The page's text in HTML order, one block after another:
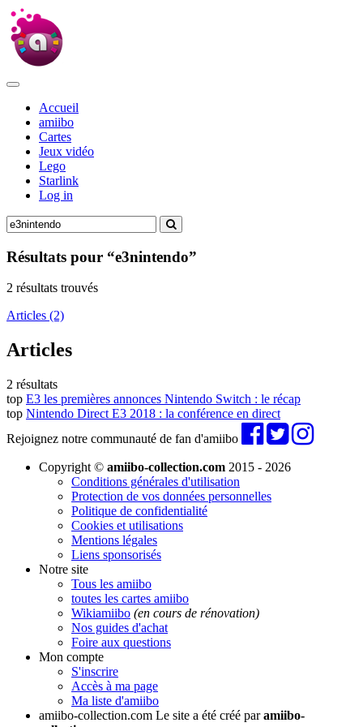
Accueil
amiibo
Cartes
Jeux vidéo
Lego
Starlink
Log in
Résultats pour “e3nintendo”
2 résultats trouvés
Articles (2)
Articles
2 résultats
top E3 les premières annonces Nintendo Switch : le récap
top Nintendo Direct E3 2018 : la conférence en direct
Rejoignez notre communauté de fan d'amiibo
Copyright © amiibo-collection.com 2015 - 2026
Conditions générales d'utilisation
Protection de vos données personnelles
Politique de confidentialité
Cookies et utilisations
Mentions légales
Liens sponsorisés
Notre site
Tous les amiibo
toutes les cartes amiibo
Wikiamiibo (en cours de rénovation)
Nos guides d'achat
Foire aux questions
Mon compte
S'inscrire
Accès à ma page
Ma liste d'amiibo
amiibo-collection.com Le site a été créé paramiibo-